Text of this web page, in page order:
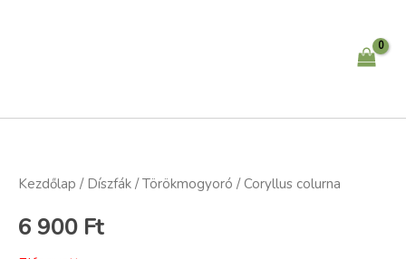
Kezdőlap / Díszfák / Törökmogyoró / Coryllus colurna
6 900 Ft